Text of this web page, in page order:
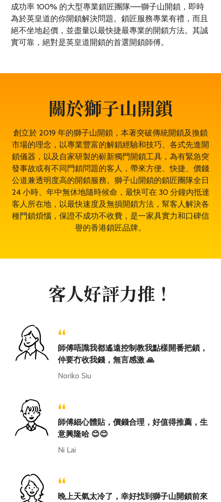
成功率 100% 的大型專業鎖匠團隊——獅子山開鎖，即時
為於英皇道的你開鎖解決問題。鎖匠服務專業有禮，而且
絕不坐地起價，並盡量以最快捷最專業的開鎖方法。其誠
實可靠，絕對是英皇道開鎖的首選開鎖師傅。
關於獅子山開鎖
創立於 2019 年的獅子山開鎖，本著突破傳統開鎖及換鎖
市場的理念，以專業豐富的解鎖經驗和技巧、各式先進開
鎖儀器，以及自家研製的嶄新獨門開鎖工具，為有緊急突
發事故或有不同門鎖問題的客人，帶來方便、快捷、價錢
公道兼透明度高的開鎖服務。獅子山開鎖的鎖匠團隊全日
24 小時、年中無休地隨時候命，最快可在 30 分鐘內抵達
客人所在地，以最快速度及無損開鎖方法，幫客人解決各
種門鎖煩惱，保證不成功不收費，是一家具實力和口碑信
譽的香港鎖匠品牌。
客人好評力推！
“
師傅唔識我都遙遠控制教我點樣開番把鎖，
仲要冇收我錢，無言感激 🙏
Noriko Siu
“
師傅細心體貼，價錢合理，好值得推薦，生
意興隆哈 😊😊
Ni Lai
“
晚上天氣太冷了，幸好找到獅子山開鎖前來